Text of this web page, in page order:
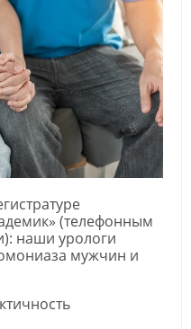
(телефонным
наши урологи
мужчин и